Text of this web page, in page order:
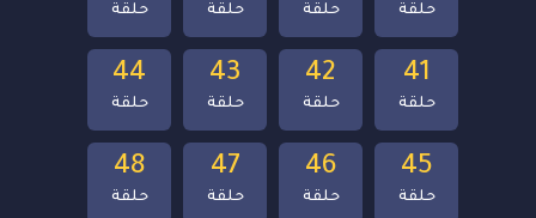
48
حلقة
47
حلقة
46
حلقة
45
حلقة
44
حلقة
43
حلقة
42
حلقة
41
حلقة
حلقة حلقة حلقة حلقة